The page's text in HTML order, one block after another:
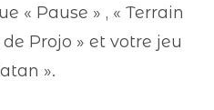
« Pause » , « Terrain
Projo » et votre jeu
».